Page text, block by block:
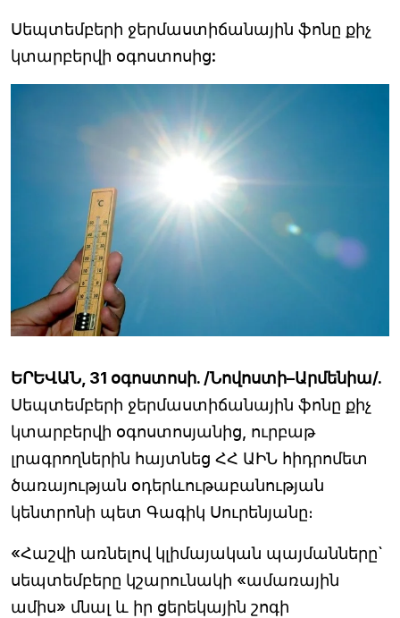
Սեպտեմբերի ջերմաստիճանային ֆոնը քիչ
կտարբերվի օգոստոսից:
ԵՐԵՎԱՆ, 31 օգոստոսի. /Նովոստի–Արմենիա/.
Սեպտեմբերի ջերմաստիճանային ֆոնը քիչ
կտարբերվի օգոստոսյանից, ուրբաթ
լրագրողներին հայտնեց ՀՀ ԱԻՆ հիդրոմետ
ծառայության օդերևութաբանության
կենտրոնի պետ Գագիկ Սուրենյանը։
«Հաշվի առնելով կլիմայական պայմանները`
սեպտեմբերը կշարունակի «ամառային
ամիս» մնալ և իր ցերեկային շոգի